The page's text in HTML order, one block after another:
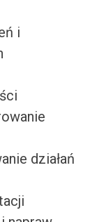
i
działań